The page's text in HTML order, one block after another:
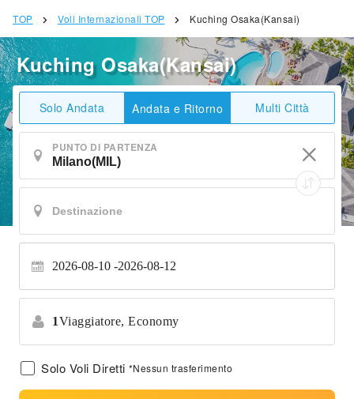
TOP Voli Internazionali TOP Kuching Osaka(Kansai)
Kuching Osaka(Kansai)
Solo Andata Andata e Ritorno Multi Città
PUNTO DI PARTENZA
2026-08-10 2026-08-12
1Viaggiatore, Economy
Solo Voli Diretti *Nessun trasferimento